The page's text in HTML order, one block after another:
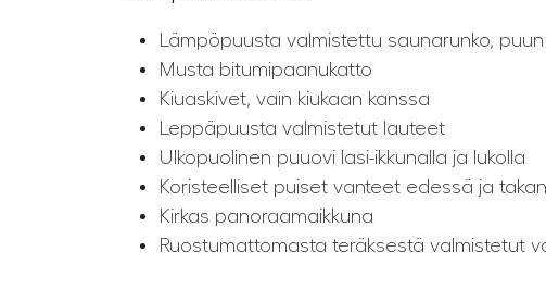
Lämpöpuusta valmistettu saunarunko,
Musta bitumipaanukatto
Kiuaskivet, vain kiukaan kanssa
Leppäpuusta valmistetut lauteet
Ulkopuolinen puuovi lasi-ikkunalla ja lukolla
Koristeelliset puiset vanteet edessä ja
Kirkas panoraamaikkuna
Ruostumattomasta teräksestä valmistetut